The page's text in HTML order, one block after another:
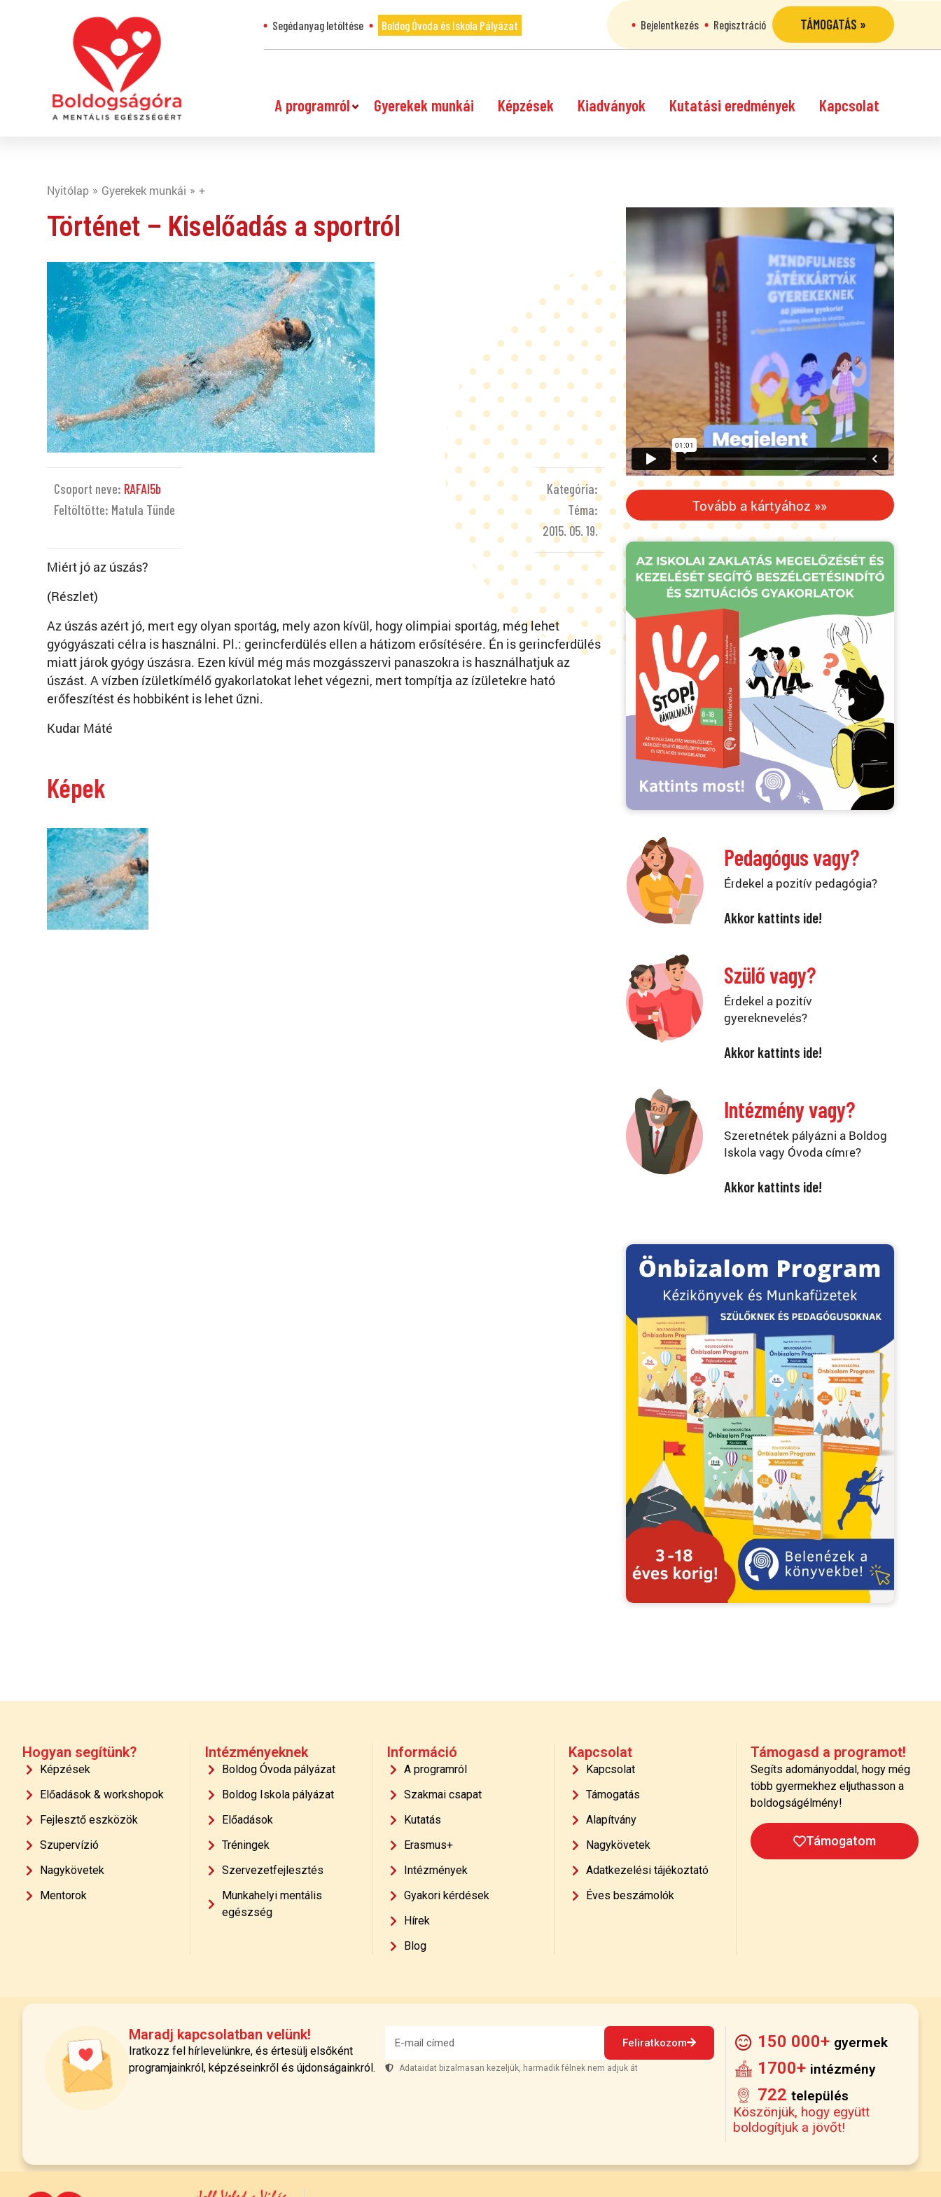
Segédanyag letöltése Boldog Óvoda és Iskola Pályázat Bejelentkezés Regisztráció TÁMOGATÁS »
A programról Gyerekek munkái Képzések Kiadványok Kutatási eredmények Kapcsolat
Nyitólap Gyerekek munkái +
Történet – Kiselőadás a sportról
Csoport neve: RAFAI5b
Feltöltötte: Matula Tünde
Kategória:
Téma:
2015. 05. 19.
Miért jó az úszás?
(Részlet)
Az úszás azért jó, mert egy olyan sportág, mely azon kívül, hogy olimpiai sportág, még lehet
gyógyászati célra is használni. Pl.: gerincferdülés ellen a hátizom erősítésére. Én is gerincferdülés
miatt járok gyógy úszásra. Ezen kívül még más mozgásszervi panaszokra is használhatjuk az
úszást. A vízben ízületkímélő gyakorlatokat lehet végezni, mert tompítja az ízületekre ható
erőfeszítést és hobbiként is lehet űzni.
Kudar Máté
Képek
Tovább a kártyához »»
Pedagógus vagy?
Érdekel a pozitív pedagógia?
Akkor kattints ide!
Szülő vagy?
Érdekel a pozitív
gyereknevelés?
Akkor kattints ide!
Intézmény vagy?
Szeretnétek pályázni a Boldog
Iskola vagy Óvoda címre?
Akkor kattints ide!
Hogyan segítünk?
Képzések
Előadások & workshopok
Fejlesztő eszközök
Szupervízió
Nagykövetek
Mentorok
Intézményeknek
Boldog Óvoda pályázat
Boldog Iskola pályázat
Előadások
Tréningek
Szervezetfejlesztés
Munkahelyi mentális
egészség
Információ
A programról
Szakmai csapat
Kutatás
Erasmus+
Intézmények
Gyakori kérdések
Hírek
Blog
Kapcsolat
Kapcsolat
Támogatás
Alapítvány
Nagykövetek
Adatkezelési tájékoztató
Éves beszámolók
Támogasd a programot!
Segíts adományoddal, hogy még
több gyermekhez eljuthasson a
boldogságélmény!
Támogatom
Maradj kapcsolatban velünk!
Iratkozz fel hírlevelünkre, és értesülj elsőként
programjainkról, képzéseinkről és újdonságainkról.
Feliratkozom
Adataidat bizalmasan kezeljük, harmadik félnek nem adjuk át
150 000+ gyermek
1700+ intézmény
722 település
Köszönjük, hogy együtt
boldogítjuk a jövőt!